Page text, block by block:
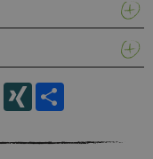
LinkedIn
XING